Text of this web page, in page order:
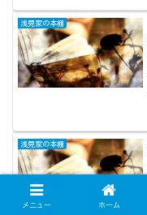
浅見家の本棚
浅見家の本棚
メニュー ホーム